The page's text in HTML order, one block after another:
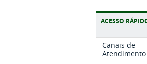
ACESSO
Canais de
Atendimento